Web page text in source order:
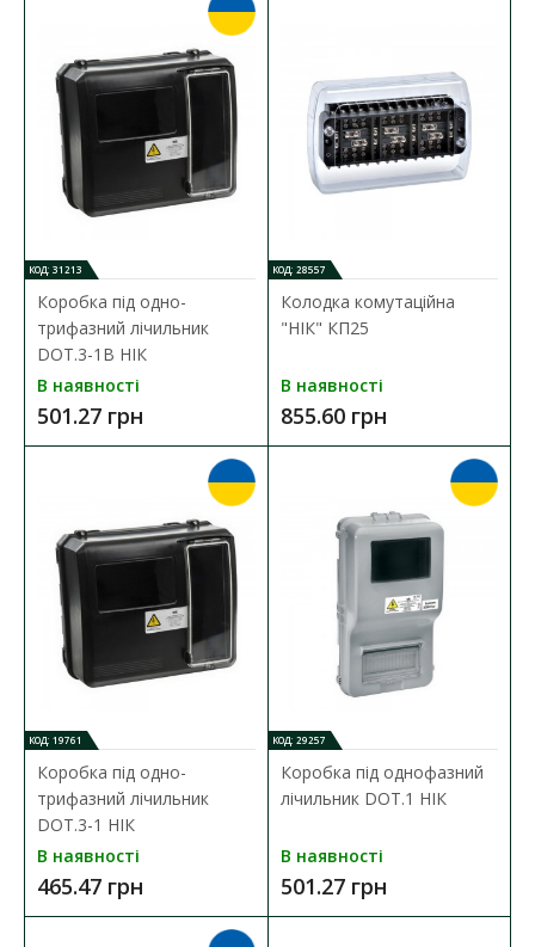
Коробка під одно- трифазний лічильник DOT.3-1В
НІК
Наявність: В наявності
Коробка для лічильника призначена для зовнішньої
установки однофазних лічильників електричної е..
501.27 грн
ДО КОШИКА
В закладки
КОД: 31213
Коробка під одно-
трифазний лічильник
DOT.3-1В НІК
В наявності
501.27 грн
КОД: 28557
Колодка комутаційна
"НІК" КП25
В наявності
855.60 грн
КОД: 19761
Коробка під одно-
трифазний лічильник
DOT.3-1 НІК
В наявності
465.47 грн
КОД: 29257
Коробка під однофазний
лічильник DOT.1 НІК
В наявності
501.27 грн